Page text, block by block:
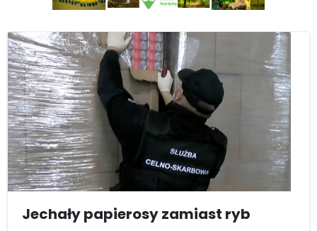
Jechały papierosy zamiast ryb